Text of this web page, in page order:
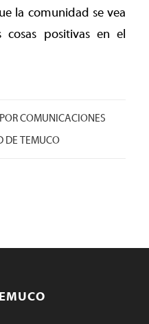
la comunidad se vea
cosas positivas en el
PORCOMUNICACIONES
DE TEMUCO